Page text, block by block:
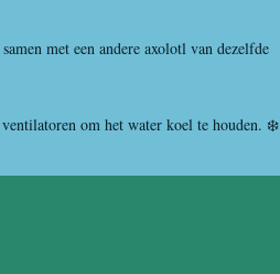
met een andere axolotl van dezelfde
om het water koel te houden. ❄️